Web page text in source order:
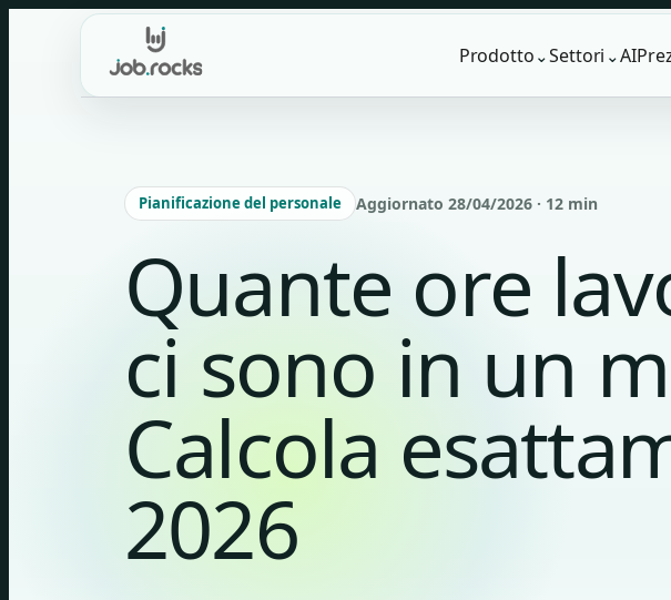
Prodotto ⌄Settori ⌄AI
Pianificazione del personale Aggiornato 28/04/2026 · 12 min
Quante ore
ci sono in un
Calcola
2026